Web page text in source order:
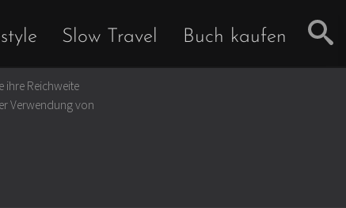
Slow Travel Buch kaufen
ihre Reichweite
Verwendung von